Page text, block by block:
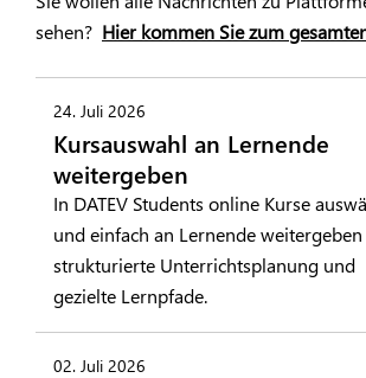
sehen? Hier kommen Sie zum
24. Juli 2026
Kursauswahl an Lernende
weitergeben
In DATEV Students online Kurse
und einfach an Lernende
strukturierte Unterrichtsplanung und
gezielte Lernpfade.
02. Juli 2026